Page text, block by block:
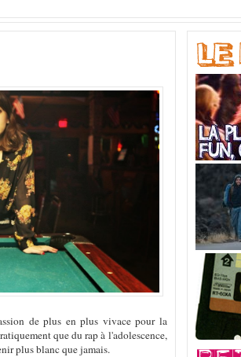
de plus en plus vivace pour la
que du rap à l'adolescence,
plus blanc que jamais.